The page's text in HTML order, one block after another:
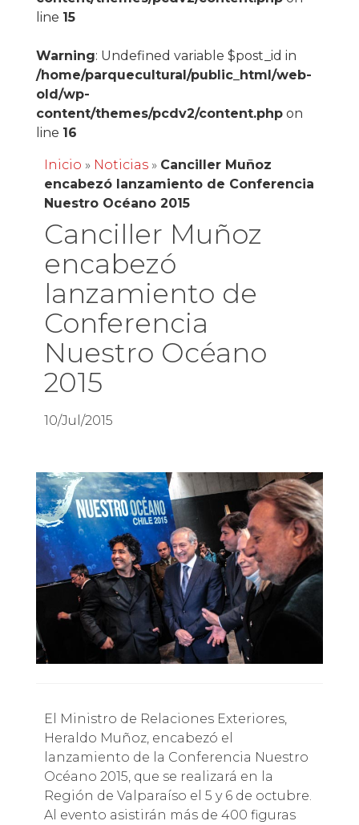
line 15
Warning: Undefined variable $post_id in
/home/parquecultural/public_html/web-
old/wp-
content/themes/pcdv2/content.phpon
line 16
Inicio » Noticias» Canciller Muñoz
encabezó lanzamiento de Conferencia
Nuestro Océano 2015
Canciller Muñoz
encabezó
lanzamiento de
Conferencia
Nuestro Océano
2015
10/Jul/2015
El Ministro de Relaciones Exteriores,
Heraldo Muñoz, encabezó el
lanzamiento de la Conferencia Nuestro
Océano 2015, que se realizará en la
Región de Valparaíso el 5 y 6 de octubre.
Al evento asistirán más de 400 figuras